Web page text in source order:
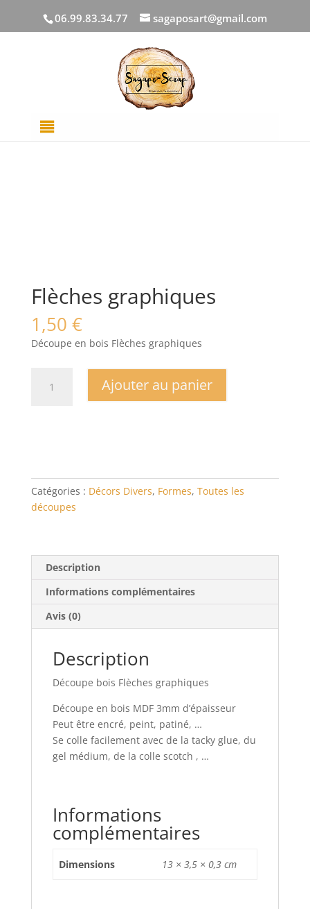
06.99.83.34.77 sagaposart@gmail.com
DECOUPES BOIS/Décors Divers
graphiques
Flèches graphiques
1,50 €
Découpe en bois Flèches graphiques
Ajouter au panier
Catégories : Décors Divers, Formes, Toutes les
découpes
Description
Informations complémentaires
Avis (0)
Description
Découpe bois Flèches graphiques
Découpe en bois MDF 3mm d’épaisseur
Peut être encré, peint, patiné, …
Se colle facilement avec de la tacky glue, du
gel médium, de la colle scotch , …
Informations
complémentaires
Dimensions 13 × 3,5 × 0,3 cm